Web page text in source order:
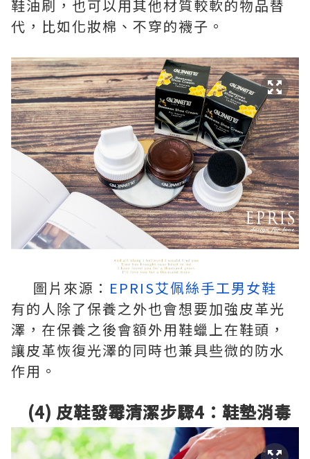
鞋油刷，也可以用其他材質較軟的物品替
代，比如化妝棉、不穿的襪子。
圖片來源： EPRIS艾佩絲手工男女鞋
有的人除了保養之外也會想要加強皮革光
澤，在保養之後會額外用鞋蠟上在鞋頭，
讓皮革恢復光澤的同時也兼具些微的防水
作用。
(4) 皮鞋發霉清潔步驟4：鞋墊消毒